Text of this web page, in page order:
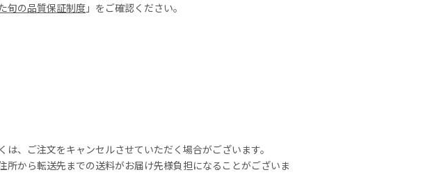
旬の品質保証制度 」 をご確認ください。
、ご注文をキャンセルさせていただく場合がございます。
から転送先までの送料がお届け先様負担になることがございま